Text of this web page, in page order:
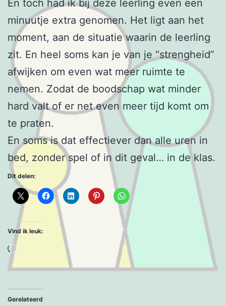
En toch had ik bij deze leerling even een
minuutje extra genomen. Het ligt aan het
moment, aan de situatie waarin de leerling
zit. En heel soms kan je van je “strengheid”
afwijken om even wat meer ruimte te
nemen. Zodat de boodschap wat minder
hard valt of er net even meer tijd komt om
te praten.
En soms is dat effectiever dan alle uren in
bed, zonder spel of in dit geval… in de klas.
Dit delen:
Vind ik leuk:
Aan
het
Gerelateerd